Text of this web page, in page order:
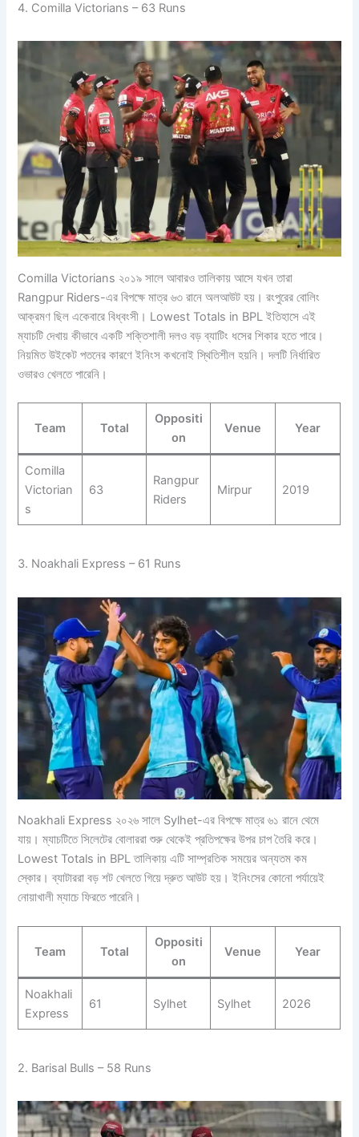
4. Comilla Victorians – 63 Runs
Comilla Victorians ২০১৯ সালে আবারও তালিকায় আসে যখন তারা
Rangpur Riders-এর বিপক্ষে মাত্র ৬৩ রানে অলআউট হয়। রংপুরের বোলিং
আক্রমণ ছিল একেবারে বিধ্বংসী। Lowest Totals in BPL ইতিহাসে এই
ম্যাচটি দেখায় কীভাবে একটি শক্তিশালী দলও বড় ব্যাটিং ধসের শিকার হতে পারে।
নিয়মিত উইকেট পতনের কারণে ইনিংস কখনোই স্থিতিশীল হয়নি। দলটি নির্ধারিত
ওভারও খেলতে পারেনি।
Team Total
Oppositi
on
Venue Year
Comilla
Victorian
s
63
Rangpur
Riders
Mirpur 2019
3. Noakhali Express – 61 Runs
Noakhali Express ২০২৬ সালে Sylhet-এর বিপক্ষে মাত্র ৬১ রানে থেমে
যায়। ম্যাচটিতে সিলেটের বোলাররা শুরু থেকেই প্রতিপক্ষের উপর চাপ তৈরি করে।
Lowest Totals in BPL তালিকায় এটি সাম্প্রতিক সময়ের অন্যতম কম
স্কোর। ব্যাটাররা বড় শট খেলতে গিয়ে দ্রুত আউট হয়। ইনিংসের কোনো পর্যায়েই
নোয়াখালী ম্যাচে ফিরতে পারেনি।
Team Total
Oppositi
on
Venue Year
Noakhali
Express
61 Sylhet Sylhet 2026
2. Barisal Bulls – 58 Runs